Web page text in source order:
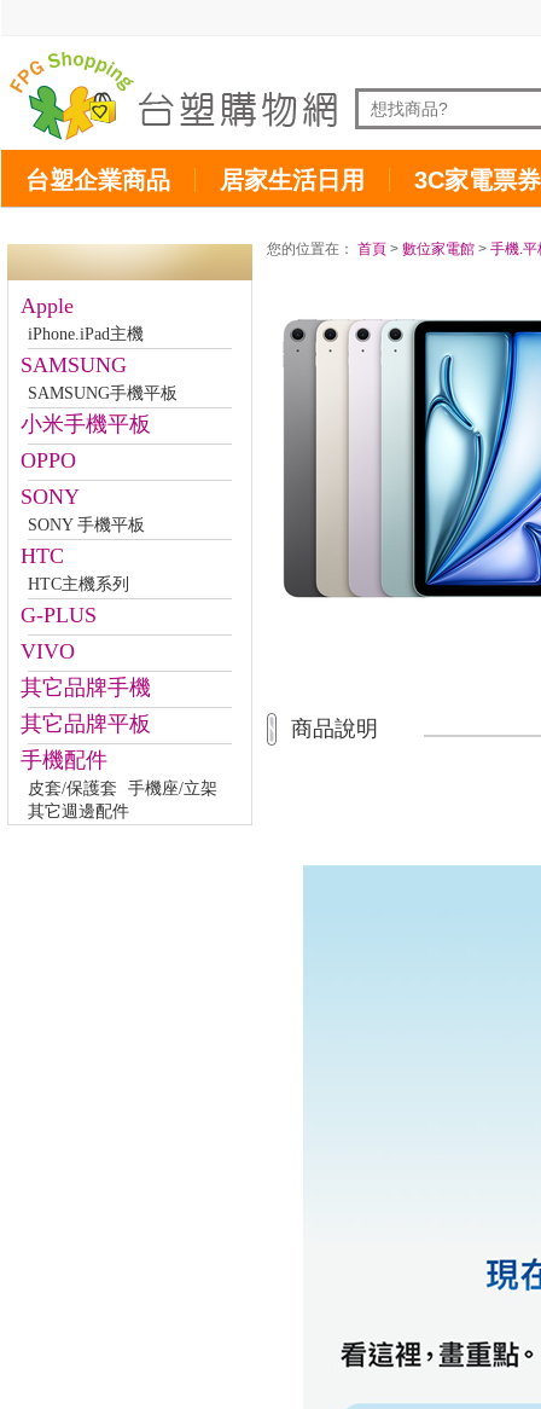
台塑企業商品 居家生活日用 3C家電票券
Apple
iPhone.iPad主機
SAMSUNG
SAMSUNG手機平板
小米手機平板
OPPO
SONY
SONY 手機平板
HTC
HTC主機系列
G-PLUS
VIVO
其它品牌手機
其它品牌平板
手機配件
皮套/保護套
手機座/立架
其它週邊配件
您的位置在： 首頁 > 數位家電館 > 手機.平
商品說明